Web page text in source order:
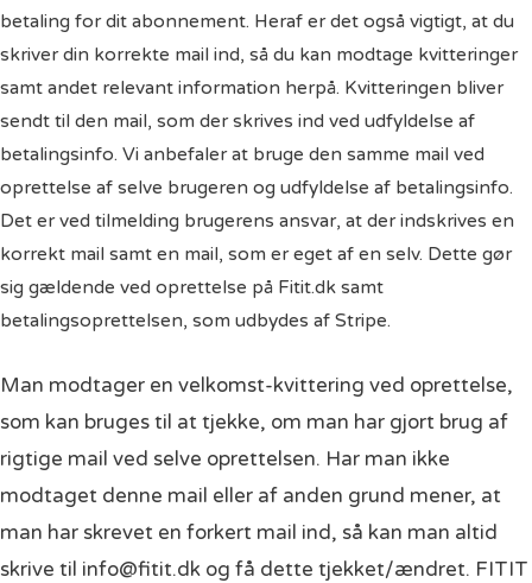
betaling for dit abonnement. Heraf er det også vigtigt, at du
skriver din korrekte mail ind, så du kan modtage kvitteringer
samt andet relevant information herpå. Kvitteringen bliver
sendt til den mail, som der skrives ind ved udfyldelse af
betalingsinfo. Vi anbefaler at bruge den samme mail ved
oprettelse af selve brugeren og udfyldelse af betalingsinfo.
Det er ved tilmelding brugerens ansvar, at der indskrives en
korrekt mail samt en mail, som er eget af en selv. Dette gør
sig gældende ved oprettelse på Fitit.dk samt
betalingsoprettelsen, som udbydes af Stripe.
Man modtager en velkomst-kvittering ved oprettelse,
som kan bruges til at tjekke, om man har gjort brug af
rigtige mail ved selve oprettelsen. Har man ikke
modtaget denne mail eller af anden grund mener, at
man har skrevet en forkert mail ind, så kan man altid
skrive til info@fitit.dk og få dette tjekket/ændret. FITIT